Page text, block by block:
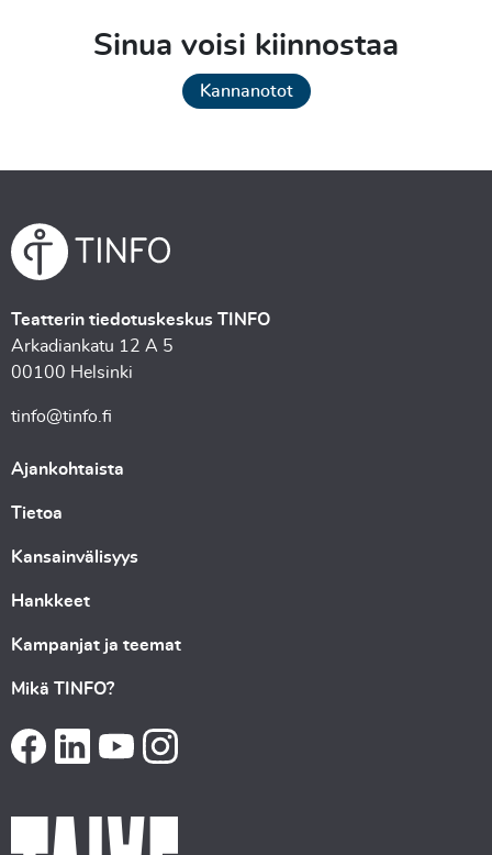
Sinua voisi kiinnostaa
Kannanotot
Teatterin tiedotuskeskus TINFO
Arkadiankatu 12 A 5
00100 Helsinki
tinfo@tinfo.fi
Ajankohtaista
Tietoa
Kansainvälisyys
Hankkeet
Kampanjat ja teemat
Mikä TINFO?